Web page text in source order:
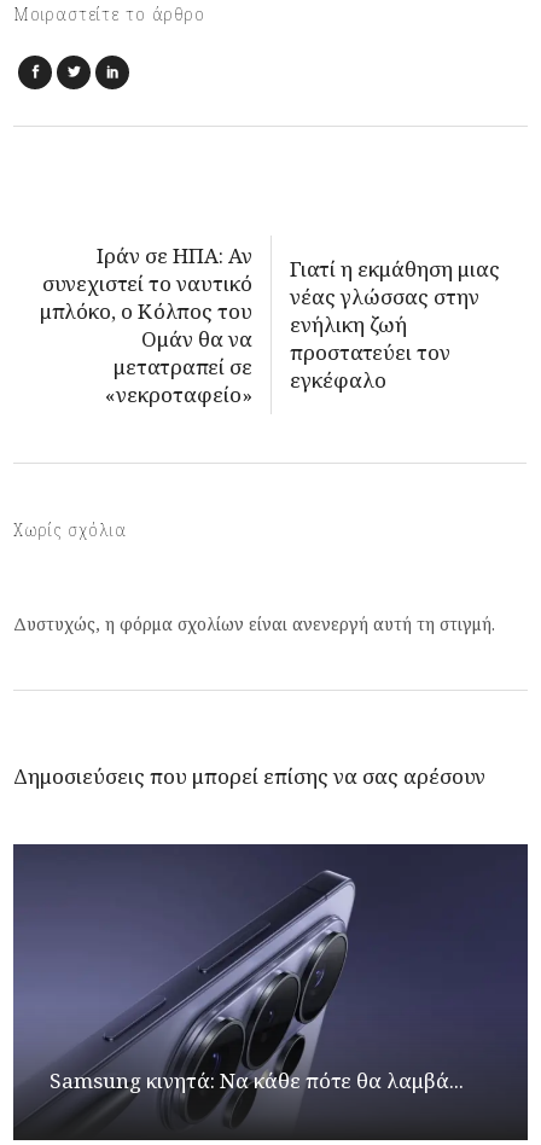
Μοιραστείτε το άρθρο
Ιράν σε ΗΠΑ: Αν
συνεχιστεί το ναυτικό
μπλόκο, ο Κόλπος του
Ομάν θα να
μετατραπεί σε
«νεκροταφείο»
Γιατί η εκμάθηση μιας
νέας γλώσσας στην
ενήλικη ζωή
προστατεύει τον
εγκέφαλο
Χωρίς σχόλια
Δυστυχώς, η φόρμα σχολίων είναι ανενεργή αυτή τη στιγμή.
Δημοσιεύσεις που μπορεί επίσης να σας αρέσουν
Samsung κινητά: Να κάθε πότε θα λαμβά...